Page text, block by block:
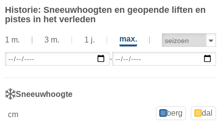
Historie: Sneeuwhoogten en geopende liften en
pistes in het verleden
1 m. 3 m. 1 j. max.
-
Sneeuwhoogte
cm berg dal